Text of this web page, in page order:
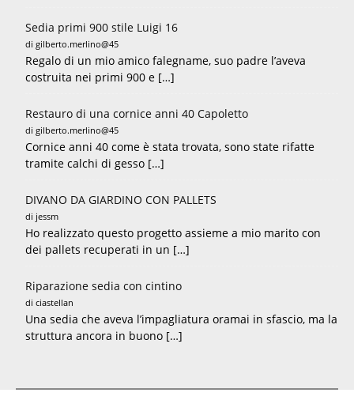
Sedia primi 900 stile Luigi 16
di gilberto.merlino@45
Regalo di un mio amico falegname, suo padre l’aveva
costruita nei primi 900 e […]
Restauro di una cornice anni 40 Capoletto
di gilberto.merlino@45
Cornice anni 40 come è stata trovata, sono state rifatte
tramite calchi di gesso […]
DIVANO DA GIARDINO CON PALLETS
di jessm
Ho realizzato questo progetto assieme a mio marito con
dei pallets recuperati in un […]
Riparazione sedia con cintino
di ciastellan
Una sedia che aveva l’impagliatura oramai in sfascio, ma la
struttura ancora in buono […]